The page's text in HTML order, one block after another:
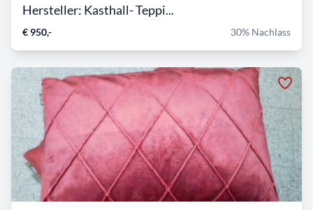
Hersteller: Kasthall- Teppi...
€ 950,- 30% Nachlass